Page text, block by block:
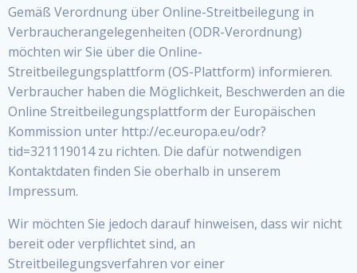
Gemäß Verordnung über Online-Streitbeilegung in
Verbraucherangelegenheiten (ODR-Verordnung)
möchten wir Sie über die Online-
Streitbeilegungsplattform (OS-Plattform) informieren.
Verbraucher haben die Möglichkeit, Beschwerden an die
Online Streitbeilegungsplattform der Europäischen
Kommission unter http://ec.europa.eu/odr?
tid=321119014 zu richten. Die dafür notwendigen
Kontaktdaten finden Sie oberhalb in unserem
Impressum.
Wir möchten Sie jedoch darauf hinweisen, dass wir nicht
bereit oder verpflichtet sind, an
Streitbeilegungsverfahren vor einer